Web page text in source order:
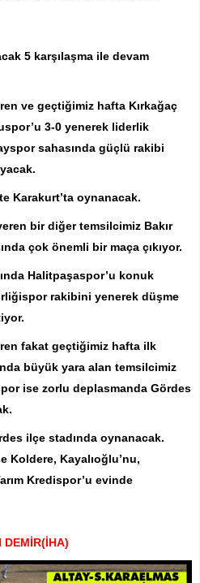
5 karşılaşma ile devam
ve geçtiğimiz hafta Kırkağaç
3-0 yenerek liderlik
sahasında güçlü rakibi
Karakurt’ta oynanacak.
bir diğer temsilcimiz Bakır
çok önemli bir maça çıkıyor.
Halitpaşaspor’u konuk
rakibini yenerek düşme
fakat geçtiğimiz hafta ilk
büyük yara alan temsilcimiz
ise zorlu deplasmanda Gördes
ilçe stadında oynanacak.
Koldere, Kayalıoğlu’nu,
Kredispor’u evinde
DEMİR(İHA)